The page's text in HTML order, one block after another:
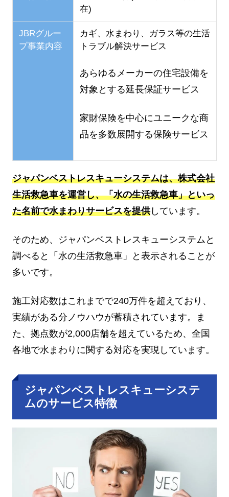
在)
JBRグルー
プ事業内容
カギ、水まわり、ガラス等の生活
トラブル解決サービス
あらゆるメーカーの住宅設備を
対象とする延長保証サービス
家財保険を中心にユニークな商
品を多数展開する保険サービス
ジャパンベストレスキューシステムは、株式会社
生活救急車を運営し、「水の生活救急車」といっ
た名前で水まわりサービスを提供しています。
そのため、ジャパンベストレスキューシステムと
調べると「水の生活救急車」と表示されることが
多いです。
施工対応数はこれまでで240万件を超えており、
実績がある分ノウハウが蓄積されています。ま
た、拠点数が2,000店舗を超えているため、全国
各地で水まわりに関する対応を実現しています。
ジャパンベストレスキューシステ
ムのサービス特徴